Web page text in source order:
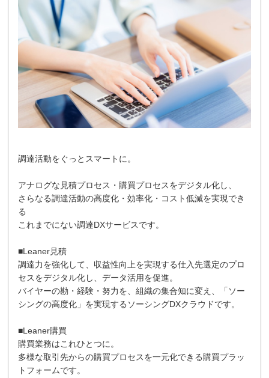
調達活動をぐっとスマートに。
アナログな見積プロセス・購買プロセスをデジタル化し、
さらなる調達活動の高度化・効率化・コスト低減を実現でき
る
これまでにない調達DXサービスです。
■Leaner見積
調達力を強化して、収益性向上を実現する仕入先選定のプロ
セスをデジタル化し、データ活用を促進。
バイヤーの勘・経験・努力を、組織の集合知に変え、「ソー
シングの高度化」を実現するソーシングDXクラウドです。
■Leaner購買
購買業務はこれひとつに。
多様な取引先からの購買プロセスを一元化できる購買プラッ
トフォームです。